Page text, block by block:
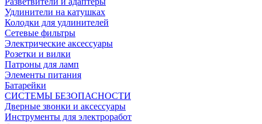
Удлинители на катушках
Колодки для удлинителей
Сетевые фильтры
Электрические аксессуары
Розетки и вилки
Патроны для ламп
Элементы питания
Батарейки
СИСТЕМЫ БЕЗОПАСНОСТИ
Дверные звонки и аксессуары
Инструменты для электроработ